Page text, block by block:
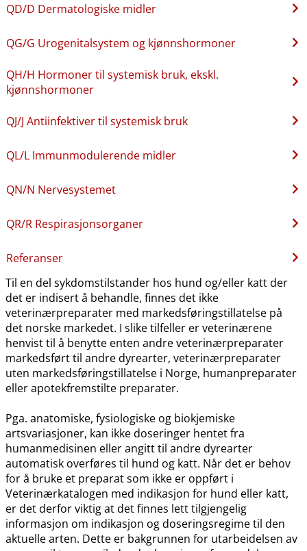
QD​/​D Dermatologiske midler
QG​/​G Urogenitalsystem og kjønnshormoner
QH​/​H Hormoner til systemisk bruk, ekskl.
kjønnshormoner
QJ​/​J Antiinfektiver til systemisk bruk
QL​/​L Immunmodulerende midler
QN​/​N Nervesystemet
QR​/​R Respirasjonsorganer
Referanser
Til en del sykdomstilstander hos hund og​/​eller katt der
det er indisert å behandle, finnes det ikke
veterinærpreparater med markedsføringstillatelse på
det norske markedet. I slike tilfeller er veterinærene
henvist til å benytte enten andre veterinærpreparater
markedsført til andre dyrearter, veterinærpreparater
uten markedsføringstillatelse i Norge, humanpreparater
eller apotekfremstilte preparater.
Pga. anatomiske, fysiologiske og biokjemiske
artsvariasjoner, kan ikke doseringer hentet fra
humanmedisinen eller angitt til andre dyrearter
automatisk overføres til hund og katt. Når det er behov
for å bruke et preparat som ikke er oppført i
Veterinærkatalogen med indikasjon for hund eller katt,
er det derfor viktig at det finnes lett tilgjengelig
informasjon om indikasjon og doseringsregime til den
aktuelle arten. Dette er bakgrunnen for utarbeidelsen av